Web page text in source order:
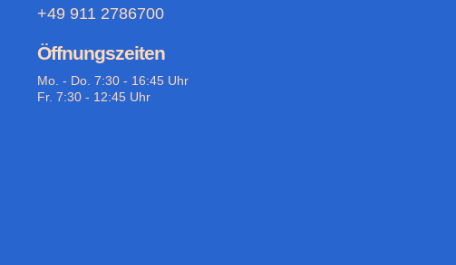
+49 911 2786700
Öffnungszeiten
Mo. - Do. 7:30 - 16:45 Uhr
Fr. 7:30 - 12:45 Uhr